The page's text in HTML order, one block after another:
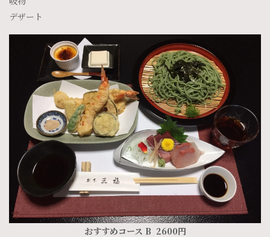
デザート
おすすめコース B 2600円